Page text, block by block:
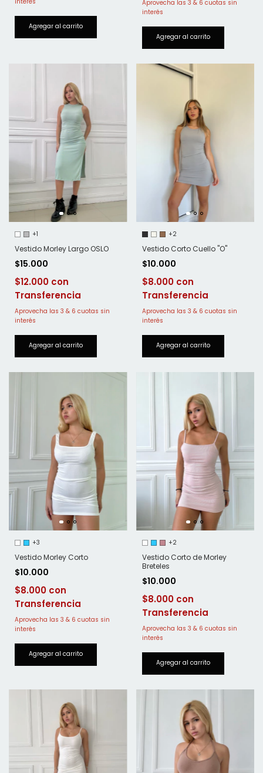
+1
Vestido Morley Largo OSLO
$15.000
$12.000
+2
Vestido Corto Cuello "O"
$10.000
$8.000
+3
Vestido Morley Corto
$10.000
$8.000
+2
Vestido Corto de Morley
Breteles
$10.000
$8.000